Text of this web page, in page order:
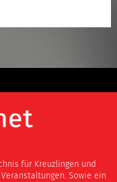
für Kreuzlingen und
Sowie ein